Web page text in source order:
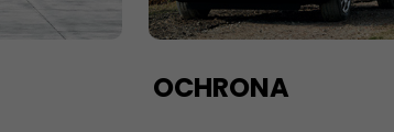
OCHRONA